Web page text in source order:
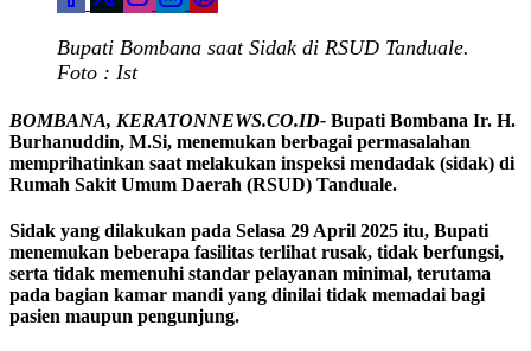
Bupati Bombana saat Sidak di RSUD Tanduale.
Foto : Ist
BOMBANA, KERATONNEWS.CO.ID- Bupati Bombana Ir. H.
Burhanuddin, M.Si, menemukan berbagai permasalahan
memprihatinkan saat melakukan inspeksi mendadak (sidak) di
Rumah Sakit Umum Daerah (RSUD) Tanduale.
Sidak yang dilakukan pada Selasa 29 April 2025 itu, Bupati
menemukan beberapa fasilitas terlihat rusak, tidak berfungsi,
serta tidak memenuhi standar pelayanan minimal, terutama
pada bagian kamar mandi yang dinilai tidak memadai bagi
pasien maupun pengunjung.